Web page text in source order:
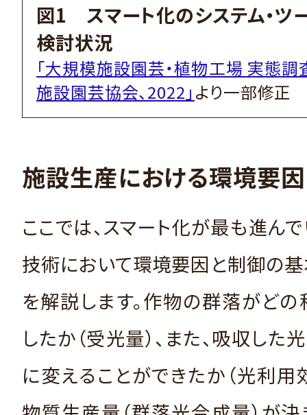
図1 スマート化のシステム・ツ
検討状況
「大規模施設園芸・植物工場 実態調
施設園芸協会、2022」 より一部修正
施設生産における環境要因
ここでは、スマート化が最も進ん
技術において環境要因と制御の
を解説します。作物の群落がど
したか（受光量）、また、吸収した
に変えることができたか（光利用